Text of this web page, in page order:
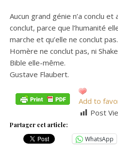
Aucun grand génie n’a conclu et
conclut, parce que l’humanité
marche et qu’elle ne conclut pas.
Homère ne conclut pas, ni
Bible elle-même.
Gustave Flaubert.
Add to
Post
Partager cet article:
WhatsApp